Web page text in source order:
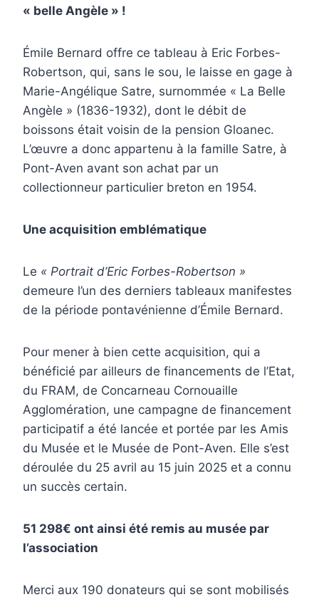
« belle Angèle » !
Émile Bernard offre ce tableau à Eric Forbes-
Robertson, qui, sans le sou, le laisse en gage à
Marie-Angélique Satre, surnommée « La Belle
Angèle » (1836-1932), dont le débit de
boissons était voisin de la pension Gloanec.
L’œuvre a donc appartenu à la famille Satre, à
Pont-Aven avant son achat par un
collectionneur particulier breton en 1954.
Une acquisition emblématique
Le « Portrait d’Eric Forbes-Robertson »
demeure l’un des derniers tableaux manifestes
de la période pontavénienne d’Émile Bernard.
Pour mener à bien cette acquisition, qui a
bénéficié par ailleurs de financements de l’Etat,
du FRAM, de Concarneau Cornouaille
Agglomération, une campagne de financement
participatif a été lancée et portée par les Amis
du Musée et le Musée de Pont-Aven. Elle s’est
déroulée du 25 avril au 15 juin 2025 et a connu
un succès certain.
51 298€ ont ainsi été remis au musée par
l’association
Merci aux 190 donateurs qui se sont mobilisés